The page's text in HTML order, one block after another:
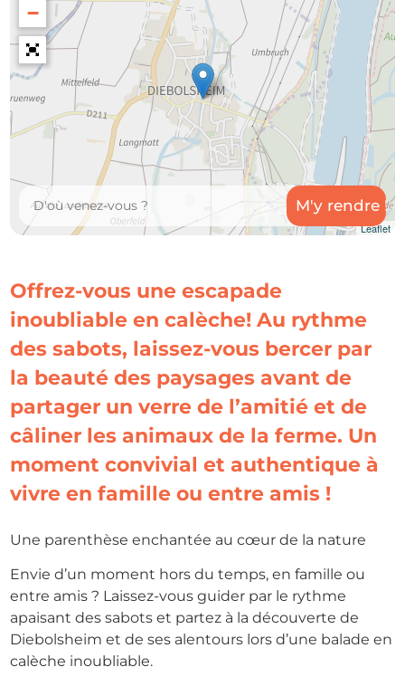
−
Leaflet
Offrez-vous une escapade
inoubliable en calèche! Au rythme
des sabots, laissez-vous bercer par
la beauté des paysages avant de
partager un verre de l’amitié et de
câliner les animaux de la ferme. Un
moment convivial et authentique à
vivre en famille ou entre amis !
Une parenthèse enchantée au cœur de la nature
Envie d’un moment hors du temps, en famille ou
entre amis ? Laissez-vous guider par le rythme
apaisant des sabots et partez à la découverte de
Diebolsheim et de ses alentours lors d’une balade en
calèche inoubliable.